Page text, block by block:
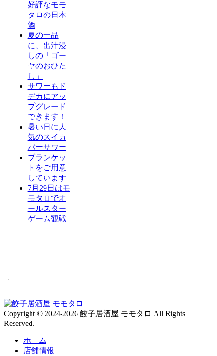
好評なモモ
タロの日本
酒
夏の一品
に、出汁浸
しの「ゴー
ヤのおひた
し」
サワーもド
デカにアッ
プグレード
できます！
暑い日に人
気のスイカ
バーサワー
ブランケッ
トをご用意
しています
7月29日はモ
モタロでオ
ールスター
ゲーム観戦
Copyright © 2024-2026 餃子居酒屋 モモタロ All Rights
Reserved.
ホーム
店舗情報